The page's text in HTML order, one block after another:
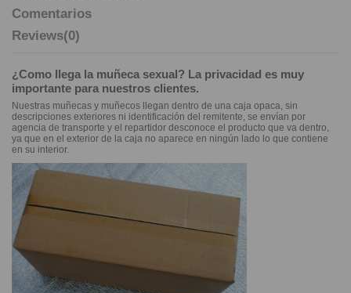
Comentarios
Reviews(0)
¿Como llega la muñeca sexual? La privacidad es muy
importante para nuestros clientes.
Nuestras muñecas y muñecos llegan dentro de una caja opaca, sin
descripciones exteriores ni identificación del remitente, se envían por
agencia de transporte y el repartidor desconoce el producto que va dentro,
ya que en el exterior de la caja no aparece en ningún lado lo que contiene
en su interior.